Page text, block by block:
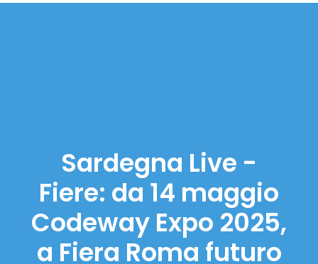
Sardegna Live -
Fiere: da 14 maggio
Codeway Expo 2025,
a Fiera Roma futuro